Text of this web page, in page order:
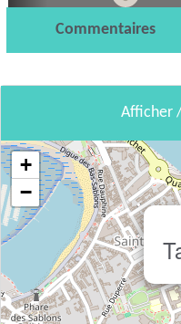
Commentaires
Afficher
+
−